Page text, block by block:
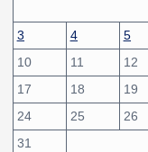
3
4 5
10
11 12
17
18 19
24
25 26
31